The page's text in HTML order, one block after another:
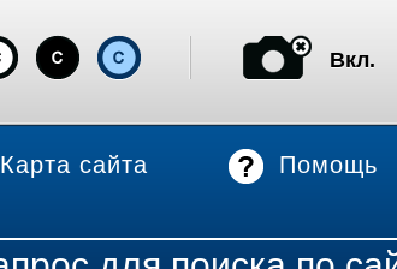
Карта сайта Помощь
Вкл.